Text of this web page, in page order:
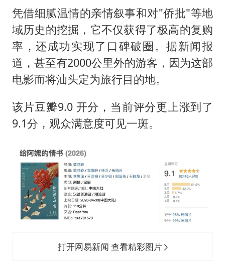
凭借细腻温情的亲情叙事和对"侨批"等地
域历史的挖掘，它不仅获得了极高的复购
率，还成功实现了口碑破圈。据新闻报
道，甚至有2000公里外的游客，因为这部
电影而将汕头定为旅行目的地。
该片豆瓣9.0 开分，当前评分更上涨到了
9.1分，观众满意度可见一斑。
打开网易新闻 查看精彩图片